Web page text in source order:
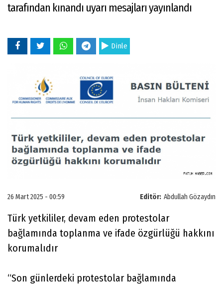
tarafından kınandı uyarı mesajları yayınlandı
Dinle
Editör: Abdullah Gözaydın
26 Mart 2025 - 00:59
Türk yetkililer, devam eden protestolar
bağlamında toplanma ve ifade özgürlüğü hakkını
korumalıdır
“Son günlerdeki protestolar bağlamında